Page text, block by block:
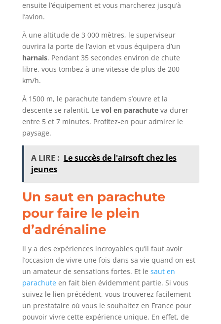
ensuite l’équipement et vous marcherez jusqu’à
l’avion.
À une altitude de 3 000 mètres, le superviseur
ouvrira la porte de l’avion et vous équipera d’un
harnais. Pendant 35 secondes environ de chute
libre, vous tombez à une vitesse de plus de 200
km/h.
À 1500 m, le parachute tandem s’ouvre et la
descente se ralentit. Le vol en parachute va durer
entre 5 et 7 minutes. Profitez-en pour admirer le
paysage.
A LIRE : Le succès de l'airsoft chez les
jeunes
Un saut en parachute
pour faire le plein
d’adrénaline
Il y a des expériences incroyables qu’il faut avoir
l’occasion de vivre une fois dans sa vie quand on est
un amateur de sensations fortes. Et le saut en
parachuteen fait bien évidemment partie. Si vous
suivez le lien précédent, vous trouverez facilement
un prestataire où vous le souhaitez en France pour
pouvoir vivre cette expérience unique. En effet, de